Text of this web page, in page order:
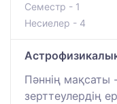
Семестр - 1
Несиелер - 4
Астрофизикалық
Пәннің
зерттеулердің